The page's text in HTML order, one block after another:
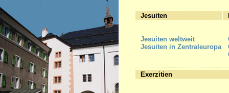
Jesuiten
Jesuiten weltweit
Jesuiten in Zentraleuropa
Exerzitien